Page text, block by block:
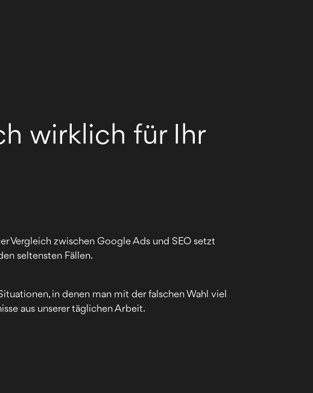
wirklich für Ihr
Vergleich zwischen Google Ads und SEO setzt
seltensten Fällen.
in denen man mit der falschen Wahl viel
aus unserer täglichen Arbeit.